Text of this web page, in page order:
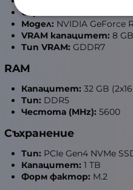
Серия:
Модел: NVIDIA GeForce
VRAM капацитет: 8 GB
Тип VRAM: GDDR7
RAM
Капацитет: 32 GB
Тип: DDR5
Честота (MHz): 5600
Съхранение
Тип: PCIe Gen4 NVMe
Капацитет: 1 TB
Форм фактор: M.2